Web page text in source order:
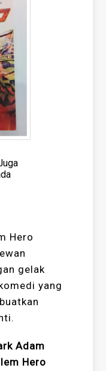
Hero
gelak
yang
Adam
Hero